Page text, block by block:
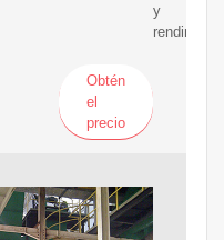
y
Obtén
el
precio